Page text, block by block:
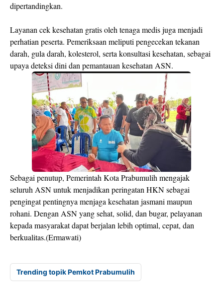
dipertandingkan.
Layanan cek kesehatan gratis oleh tenaga medis juga menjadi
perhatian peserta. Pemeriksaan meliputi pengecekan tekanan
darah, gula darah, kolesterol, serta konsultasi kesehatan, sebagai
upaya deteksi dini dan pemantauan kesehatan ASN.
Sebagai penutup, Pemerintah Kota Prabumulih mengajak
seluruh ASN untuk menjadikan peringatan HKN sebagai
pengingat pentingnya menjaga kesehatan jasmani maupun
rohani. Dengan ASN yang sehat, solid, dan bugar, pelayanan
kepada masyarakat dapat berjalan lebih optimal, cepat, dan
berkualitas.(Ermawati)
Trending topik Pemkot Prabumulih